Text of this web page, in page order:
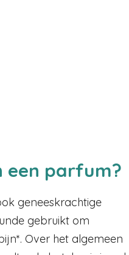
een parfum?
geneeskrachtige
gebruikt om
Over het algemeen